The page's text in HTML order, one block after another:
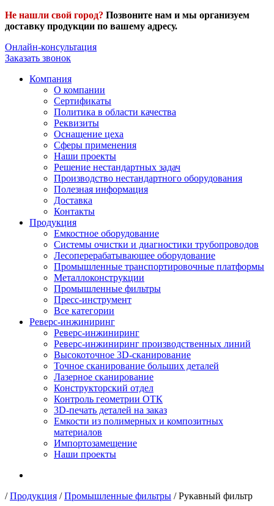
Не нашли свой город? Позвоните нам и мы организуем
доставку продукции по вашему адресу.
Онлайн-консультация
Заказать звонок
Компания
О компании
Сертификаты
Политика в области качества
Реквизиты
Оснащение цеха
Сферы применения
Наши проекты
Решение нестандартных задач
Производство нестандартного оборудования
Полезная информация
Доставка
Контакты
Продукция
Емкостное оборудование
Системы очистки и диагностики трубопроводов
Лесоперерабатывающее оборудование
Промышленные транспортировочные платформы
Металлоконструкции
Промышленные фильтры
Пресс-инструмент
Все категории
Реверс-инжиниринг
Реверс-инжиниринг
Реверс-инжиниринг производственных линий
Высокоточное 3D-сканирование
Точное сканирование больших деталей
Лазерное сканирование
Конструкторский отдел
Контроль геометрии ОТК
3D-печать деталей на заказ
Емкости из полимерных и композитных
материалов
Импортозамещение
Наши проекты
/Продукция /Промышленные фильтры /Рукавный фильтр